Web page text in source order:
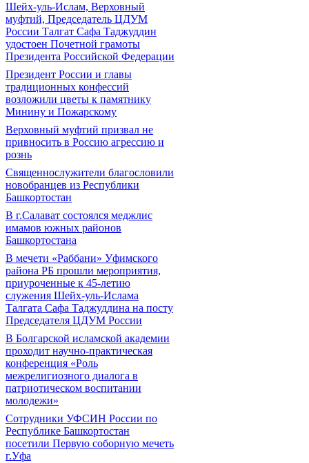
Шейх-уль-Ислам, Верховный
муфтий, Председатель ЦДУМ
России Талгат Сафа Таджуддин
удостоен Почетной грамоты
Президента Российской Федерации
Президент России и главы
традиционных конфессий
возложили цветы к памятнику
Минину и Пожарскому
Верховный муфтий призвал не
привносить в Россию агрессию и
рознь
Священнослужители благословили
новобранцев из Республики
Башкортостан
В г.Салават состоялся меджлис
имамов южных районов
Башкортостана
В мечети «Раббани» Уфимского
района РБ прошли мероприятия,
приуроченные к 45-летию
служения Шейх-уль-Ислама
Талгата Сафа Таджуддина на посту
Председателя ЦДУМ России
В Болгарской исламской академии
проходит научно-практическая
конференция «Роль
межрелигиозного диалога в
патриотическом воспитании
молодежи»
Сотрудники УФСИН России по
Республике Башкортостан
посетили Первую соборную мечеть
г.Уфа